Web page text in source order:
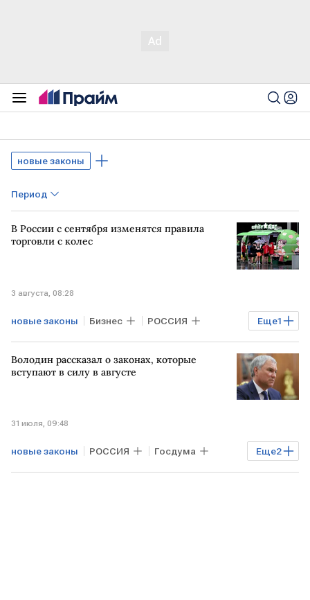
новые законы
Период
В России с сентября изменятся правила
торговли с колес
3 августа, 08:28
Еще1
новые законы Бизнес РОССИЯ
торговля
Володин рассказал о законах, которые
вступают в силу в августе
31 июля, 09:48
Еще2
новые законы РОССИЯ Госдума
Вячеслав Володин Общество